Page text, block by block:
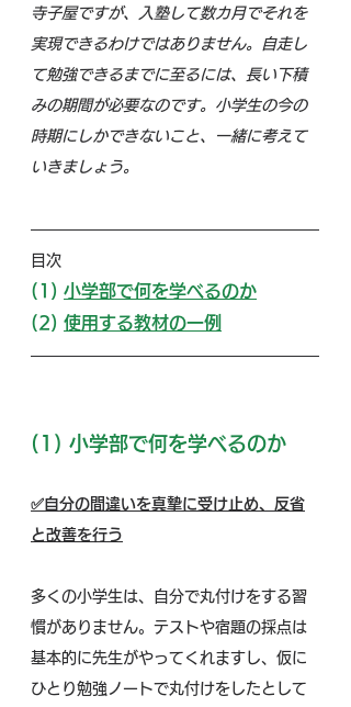
寺子屋ですが、入塾して数カ月でそれを
実現できるわけではありません。自走し
て勉強できるまでに至るには、長い下積
みの期間が必要なのです。小学生の今の
時期にしかできないこと、一緒に考えて
いきましょう。
目次
(1) 小学部で何を学べるのか
(2) 使用する教材の一例
(1) 小学部で何を学べるのか
✅自分の間違いを真摯に受け止め、反省
と改善を行う
多くの小学生は、自分で丸付けをする習
慣がありません。テストや宿題の採点は
基本的に先生がやってくれますし、仮に
ひとり勉強ノートで丸付けをしたとして